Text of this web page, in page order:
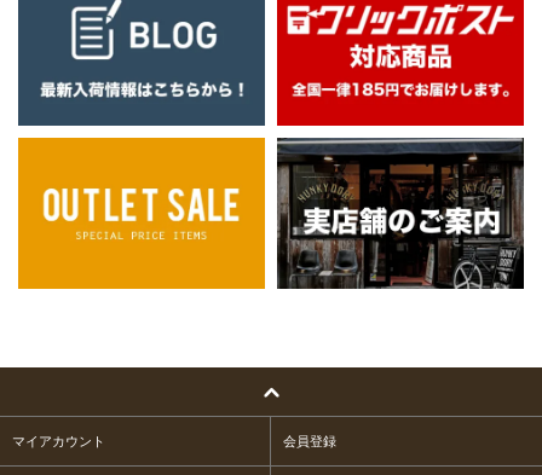
マイアカウント 会員登録